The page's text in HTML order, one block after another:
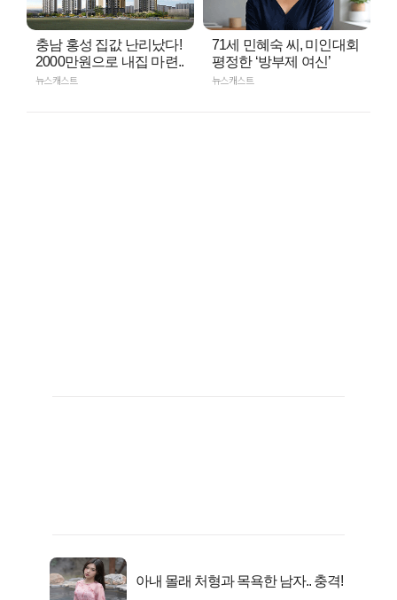
충남 홍성 집값 난리났다!
2000만원으로 내집 마련..
뉴스캐스트
71세 민혜숙 씨, 미인대회
평정한 ‘방부제 여신’
뉴스캐스트
아내 몰래 처형과 목욕한 남자.. 충격!